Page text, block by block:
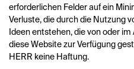
erforderlichen Felder auf ein
Verluste, die durch die Nutzung
Ideen entstehen, die von oder
diese Website zur Verfügung
HERR keine Haftung.